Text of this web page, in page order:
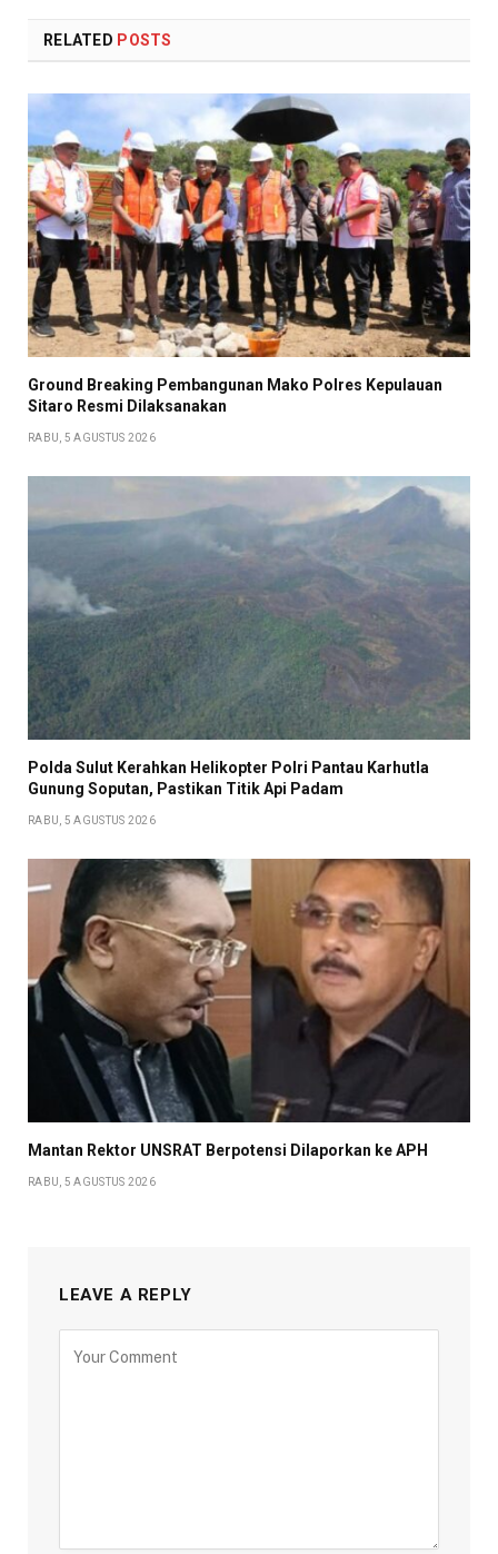
RELATED POSTS
Ground Breaking Pembangunan Mako Polres Kepulauan
Sitaro Resmi Dilaksanakan
RABU, 5 AGUSTUS 2026
Polda Sulut Kerahkan Helikopter Polri Pantau Karhutla
Gunung Soputan, Pastikan Titik Api Padam
RABU, 5 AGUSTUS 2026
Mantan Rektor UNSRAT Berpotensi Dilaporkan ke APH
RABU, 5 AGUSTUS 2026
LEAVE A REPLY